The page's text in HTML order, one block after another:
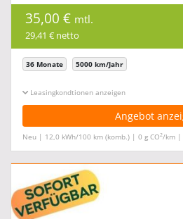
35,00 € mtl.
29,41 € netto
36 Monate 5000 km/Jahr
Leasingkonditionen ein-/ausblenden
Angebot
Neu | 12,0 kWh/100 km (komb.) | 0 g CO2/km |